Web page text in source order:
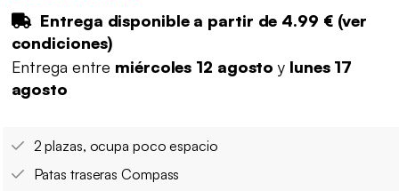
Entrega disponible a partir de 4.99 €(ver
condiciones)
Entrega entre miércoles 12 agostoy lunes 17
agosto
2 plazas, ocupa poco espacio
Patas traseras Compass